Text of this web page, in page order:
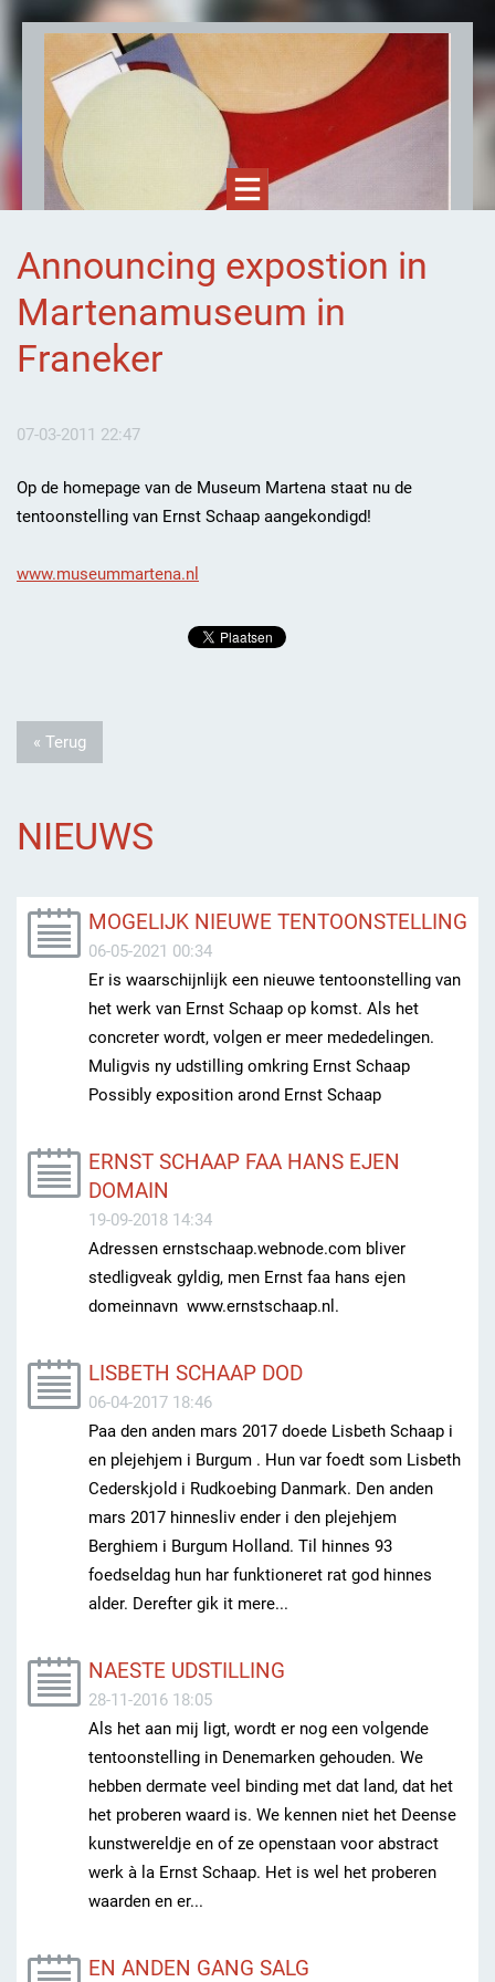
Ernst Schaap, kunstenaar
Announcing expostion in
Martenamuseum in
Franeker
07-03-2011 22:47
Op de homepage van de Museum Martena staat nu de
tentoonstelling van Ernst Schaap aangekondigd!
www.museummartena.nl
« Terug
NIEUWS
MOGELIJK NIEUWE TENTOONSTELLING
06-05-2021 00:34
Er is waarschijnlijk een nieuwe tentoonstelling van
het werk van Ernst Schaap op komst. Als het
concreter wordt, volgen er meer mededelingen.
Muligvis ny udstilling omkring Ernst Schaap
Possibly exposition arond Ernst Schaap
ERNST SCHAAP FAA HANS EJEN
DOMAIN
19-09-2018 14:34
Adressen ernstschaap.webnode.com bliver
stedligveak gyldig, men Ernst faa hans ejen
domeinnavn www.ernstschaap.nl.
LISBETH SCHAAP DOD
06-04-2017 18:46
Paa den anden mars 2017 doede Lisbeth Schaap i
en plejehjem i Burgum . Hun var foedt som Lisbeth
Cederskjold i Rudkoebing Danmark. Den anden
mars 2017 hinnesliv ender i den plejehjem
Berghiem i Burgum Holland. Til hinnes 93
foedseldag hun har funktioneret rat god hinnes
alder. Derefter gik it mere...
NAESTE UDSTILLING
28-11-2016 18:05
Als het aan mij ligt, wordt er nog een volgende
tentoonstelling in Denemarken gehouden. We
hebben dermate veel binding met dat land, dat het
het proberen waard is. We kennen niet het Deense
kunstwereldje en of ze openstaan voor abstract
werk à la Ernst Schaap. Het is wel het proberen
waarden en er...
EN ANDEN GANG SALG